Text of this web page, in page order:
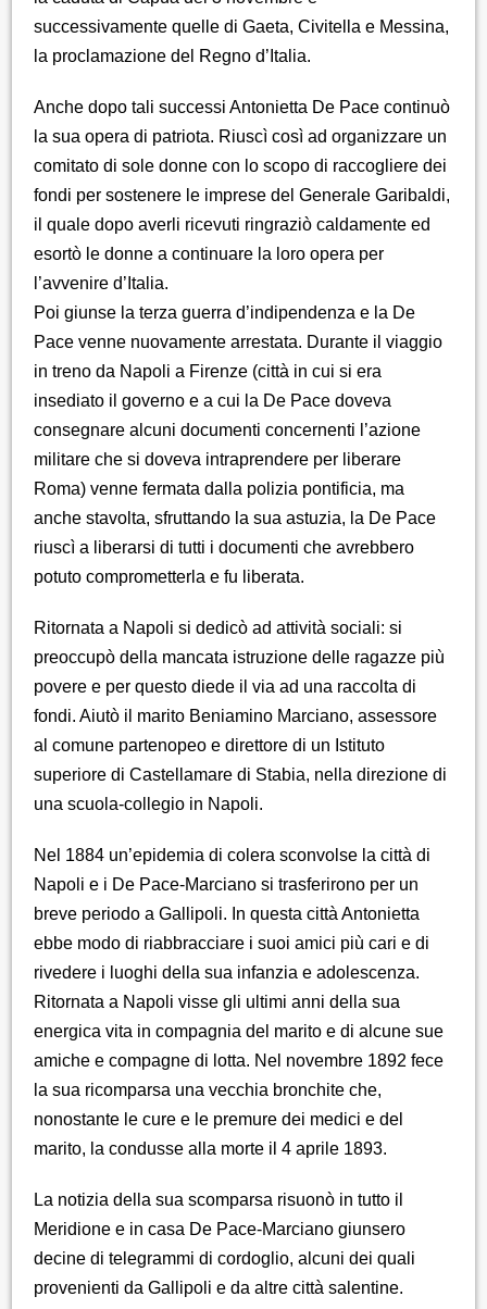
successivamente quelle di Gaeta, Civitella e Messina,
la proclamazione del Regno d’Italia.
Anche dopo tali successi Antonietta De Pace continuò
la sua opera di patriota. Riuscì così ad organizzare un
comitato di sole donne con lo scopo di raccogliere dei
fondi per sostenere le imprese del Generale Garibaldi,
il quale dopo averli ricevuti ringraziò caldamente ed
esortò le donne a continuare la loro opera per
l’avvenire d’Italia.
Poi giunse la terza guerra d’indipendenza e la De
Pace venne nuovamente arrestata. Durante il viaggio
in treno da Napoli a Firenze (città in cui si era
insediato il governo e a cui la De Pace doveva
consegnare alcuni documenti concernenti l’azione
militare che si doveva intraprendere per liberare
Roma) venne fermata dalla polizia pontificia, ma
anche stavolta, sfruttando la sua astuzia, la De Pace
riuscì a liberarsi di tutti i documenti che avrebbero
potuto comprometterla e fu liberata.
Ritornata a Napoli si dedicò ad attività sociali: si
preoccupò della mancata istruzione delle ragazze più
povere e per questo diede il via ad una raccolta di
fondi. Aiutò il marito Beniamino Marciano, assessore
al comune partenopeo e direttore di un Istituto
superiore di Castellamare di Stabia, nella direzione di
una scuola-collegio in Napoli.
Nel 1884 un’epidemia di colera sconvolse la città di
Napoli e i De Pace-Marciano si trasferirono per un
breve periodo a Gallipoli. In questa città Antonietta
ebbe modo di riabbracciare i suoi amici più cari e di
rivedere i luoghi della sua infanzia e adolescenza.
Ritornata a Napoli visse gli ultimi anni della sua
energica vita in compagnia del marito e di alcune sue
amiche e compagne di lotta. Nel novembre 1892 fece
la sua ricomparsa una vecchia bronchite che,
nonostante le cure e le premure dei medici e del
marito, la condusse alla morte il 4 aprile 1893.
La notizia della sua scomparsa risuonò in tutto il
Meridione e in casa De Pace-Marciano giunsero
decine di telegrammi di cordoglio, alcuni dei quali
provenienti da Gallipoli e da altre città salentine.